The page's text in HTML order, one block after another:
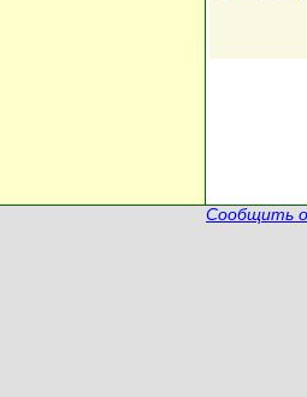
Сообщить о